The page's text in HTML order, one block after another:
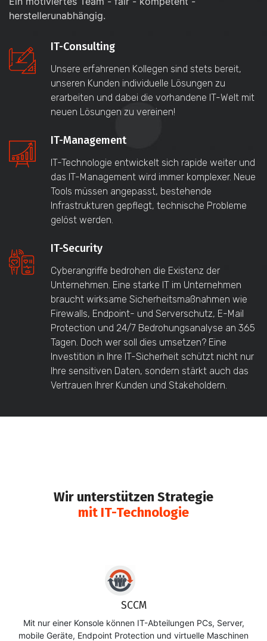
herstellerunabhängig.
IT-Consulting
Unsere erfahrenen Kollegen sind stets bereit,
unseren Kunden individuelle Lösungen zu
erarbeiten und dabei die vorhandene IT-Welt mit
neuen Lösungen zu vereinen!
IT-Management
IT-Technologie entwickelt sich rapide weiter und
das IT-Management wird immer komplexer. Neue
Tools müssen angepasst, bestehende
Infrastrukturen gepflegt, technische Probleme
gelöst werden.
IT-Security
Cyberangriffe bedrohen die Existenz der
Unternehmen. Eine starke IT im Unternehmen
braucht wirksame Sicherheitsmaßnahmen wie
Firewalls, Endpoint- und Serverschutz, E-Mail
Protection und 24/7 Bedrohungsanalyse an 365
Tagen. Doch wer soll dies umsetzen? Eine
Investition in Ihre IT-Sicherheit schützt nicht nur
Ihre sensitiven Daten, sondern stärkt auch das
Vertrauen Ihrer Kunden und Stakeholdern.
Wir unterstützen Strategie
mit IT-Technologie
SCCM
Mit nur einer Konsole können IT-Abteilungen PCs, Server,
mobile Geräte, Endpoint Protection und virtuelle Maschinen